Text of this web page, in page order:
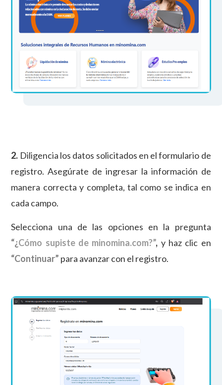
2. Diligencia los datos solicitados en el formulario de
registro. Asegúrate de ingresar la información de
manera correcta y completa, tal como se indica en
cada campo.
Selecciona una de las opciones en la pregunta
“¿Cómo supiste de minomina.com?”, y haz clic en
“Continuar” para avanzar con el registro.